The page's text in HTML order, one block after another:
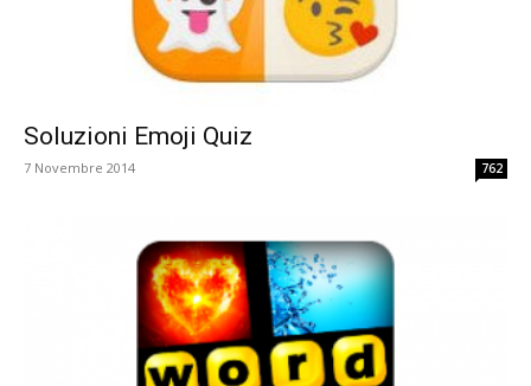
Soluzioni Emoji Quiz
7 Novembre 2014 762